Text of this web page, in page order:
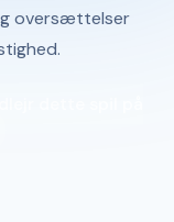
oversættelser